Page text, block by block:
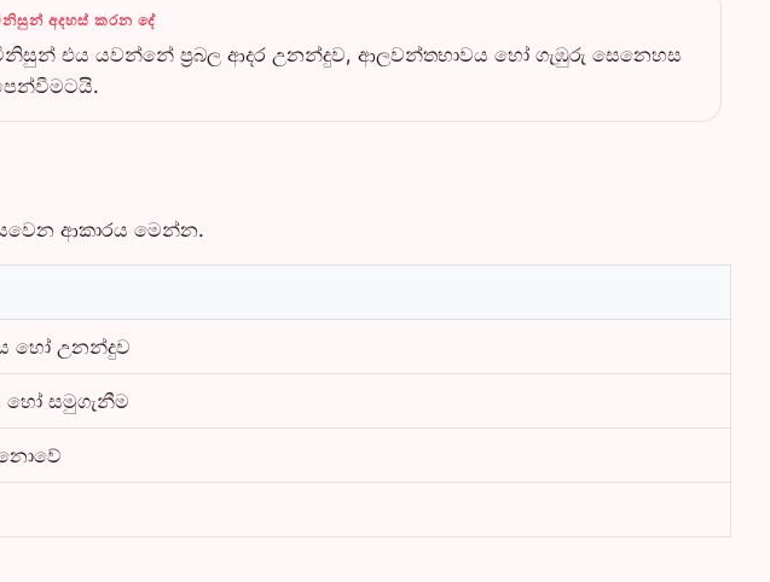
අදහස් කරන දේ
එය යවන්නේ ප්‍රබල ආදර උනන්දුව, ආලවන්තභාවය හෝ ගැඹුරු සෙනෙහස
ආකාරය මෙන්න.
හෝ උනන්දුව
සමුගැනීම